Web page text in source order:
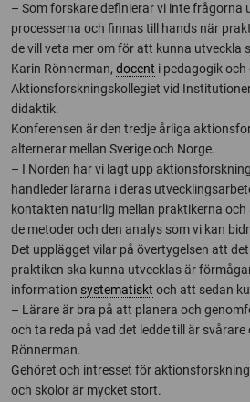
– Som forskare definierar vi inte frågorna
processerna och finnas till hands när
de vill veta mer om för att kunna utveckla
Karin Rönnerman, docent i pedagogik
Aktionsforskningskollegiet vid
didaktik.
Konferensen är den tredje årliga
alternerar mellan Sverige och Norge.
– I Norden har vi lagt upp
handleder lärarna i deras
kontakten naturlig mellan praktikerna och
de metoder och den analys som vi kan
Det upplägget vilar på övertygelsen att
praktiken ska kunna utvecklas är
information systematiskt och att sedan
– Lärare är bra på att planera och
och ta reda på vad det ledde till är
Rönnerman.
Gehöret och intresset för
och skolor är mycket stort.